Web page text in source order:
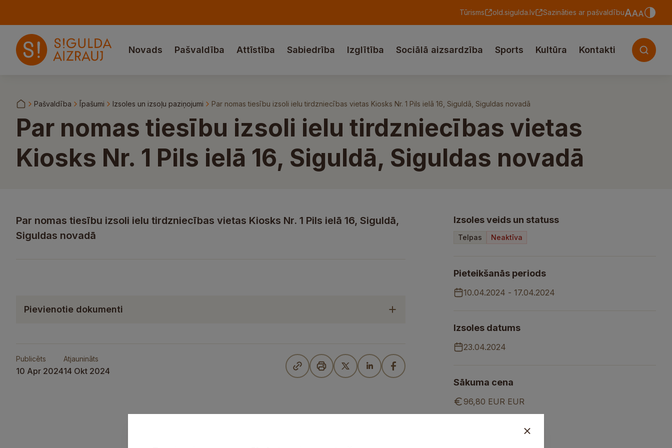
Tūrisms old.sigulda.lv Sazināties ar pašvaldību
Novads Pašvaldība Attīstība Sabiedrība Izglītība Sociālā aizsardzība Sports Kultūra Kontakti
Pašvaldība Īpašumi Izsoles un izsoļu paziņojumi Par nomas tiesību izsoli ielu tirdzniecības vietas Kiosks Nr. 1 Pils ielā 16, Siguldā, Siguldas novadā
Par nomas tiesību izsoli ielu tirdzniecības vietas
Kiosks Nr. 1 Pils ielā 16, Siguldā, Siguldas novadā
Par nomas tiesību izsoli ielu tirdzniecības vietas Kiosks Nr. 1 Pils ielā 16, Siguldā,
Siguldas novadā
Pievienotie dokumenti
Publicēts
10 Apr 2024
Atjaunināts
14 Okt 2024
Izsoles veids un statuss
Telpas Neaktīva
Pieteikšanās periods
10.04.2024 - 17.04.2024
Izsoles datums
23.04.2024
Sākuma cena
96,80 EUR EUR